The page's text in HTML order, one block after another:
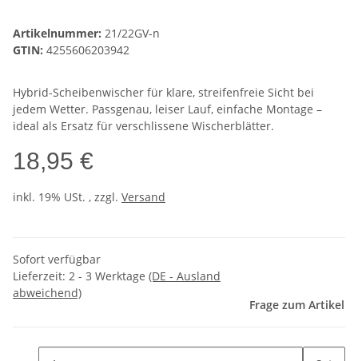
Artikelnummer: 21/22GV-n
GTIN: 4255606203942
Hybrid-Scheibenwischer für klare, streifenfreie Sicht bei
jedem Wetter. Passgenau, leiser Lauf, einfache Montage –
ideal als Ersatz für verschlissene Wischerblätter.
18,95 €
inkl. 19% USt. , zzgl. Versand
Sofort verfügbar
Lieferzeit: 2 - 3 Werktage (DE - Ausland
abweichend)
Frage zum Artikel